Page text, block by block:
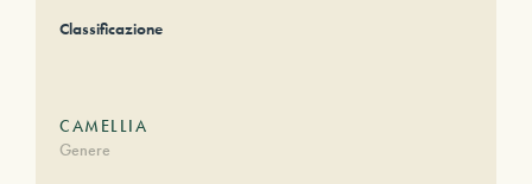
Classificazione
CAMELLIA
Genere